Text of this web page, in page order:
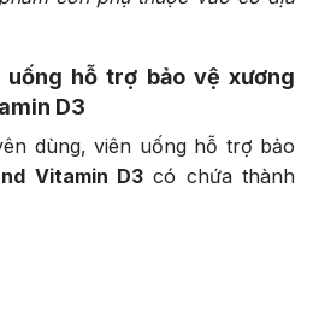
uống hỗ trợ bảo vệ xương
D3
dùng, viên uống hỗ trợ bảo
Vitamin D3có chứa thành